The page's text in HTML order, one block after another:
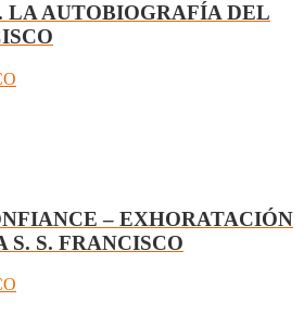
LA AUTOBIOGRAFÍA DEL
– EXHORATACIÓN
S. S. FRANCISCO